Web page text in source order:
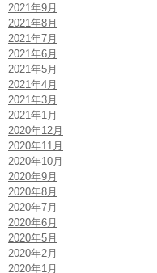
2021年9月
2021年8月
2021年7月
2021年6月
2021年5月
2021年4月
2021年3月
2021年1月
2020年12月
2020年11月
2020年10月
2020年9月
2020年8月
2020年7月
2020年6月
2020年5月
2020年2月
2020年1月